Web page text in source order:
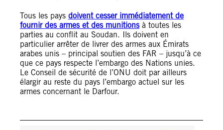
Tous les pays doivent cesser immédiatement de
fournir des armes et des munitionsà toutes les
parties au conflit au Soudan. Ils doivent en
particulier arrêter de livrer des armes aux Émirats
arabes unis – principal soutien des FAR – jusqu’à ce
que ce pays respecte l’embargo des Nations unies.
Le Conseil de sécurité de l’ONU doit par ailleurs
élargir au reste du pays l’embargo actuel sur les
armes concernant le Darfour.